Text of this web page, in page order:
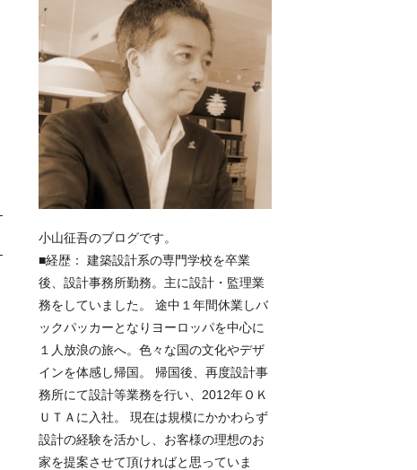
小山征吾のブログです。
■経歴： 建築設計系の専門学校を卒業
後、設計事務所勤務。主に設計・監理業
務をしていました。 途中１年間休業しバ
ックパッカーとなりヨーロッパを中心に
１人放浪の旅へ。色々な国の文化やデザ
インを体感し帰国。 帰国後、再度設計事
務所にて設計等業務を行い、2012年ＯＫ
ＵＴＡに入社。 現在は規模にかかわらず
設計の経験を活かし、お客様の理想のお
家を提案させて頂ければと思っていま